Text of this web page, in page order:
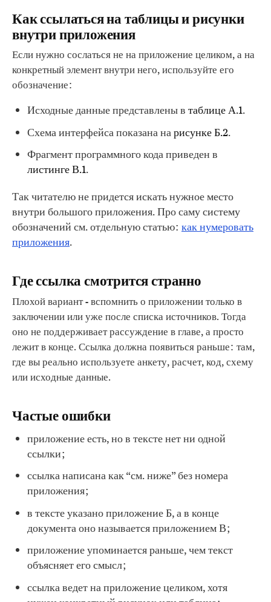
Как ссылаться на таблицы и рисунки
внутри приложения
Если нужно сослаться не на приложение целиком, а на
конкретный элемент внутри него, используйте его
обозначение:
Исходные данные представлены в таблице А.1.
Схема интерфейса показана нарисунке Б.2.
Фрагмент программного кода приведен в
листинге В.1.
Так читателю не придется искать нужное место
внутри большого приложения. Про саму систему
обозначений см. отдельную статью: как нумеровать
приложения.
Где ссылка смотрится странно
Плохой вариант - вспомнить о приложении только в
заключении или уже после списка источников. Тогда
оно не поддерживает рассуждение в главе, а просто
лежит в конце. Ссылка должна появиться раньше: там,
где вы реально используете анкету, расчет, код, схему
или исходные данные.
Частые ошибки
приложение есть, но в тексте нет ни одной
ссылки;
ссылка написана как “см. ниже” без номера
приложения;
в тексте указано приложение Б, а в конце
документа оно называется приложением В;
приложение упоминается раньше, чем текст
объясняет его смысл;
ссылка ведет на приложение целиком, хотя